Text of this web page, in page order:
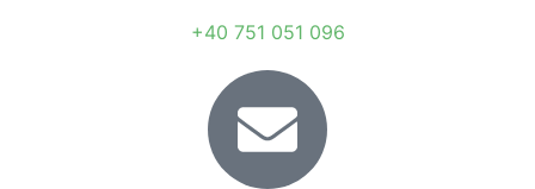
+40 751 051 096